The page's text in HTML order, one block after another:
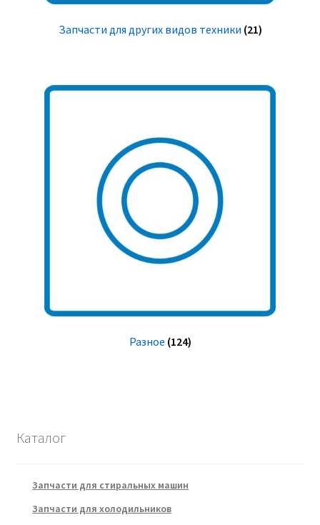
Запчасти для других видов техники (21)
Разное (124)
Каталог
Запчасти для стиральных машин
Запчасти для холодильников